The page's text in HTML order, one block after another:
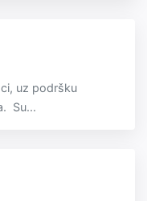
uz podršku
Su...